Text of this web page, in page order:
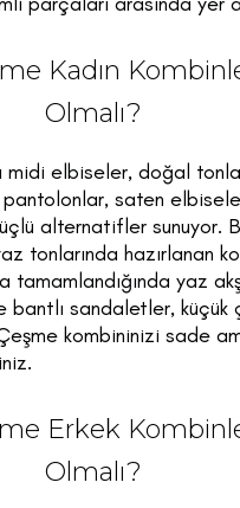
Kadın
Olmalı?
midi elbiseler, doğal
pantolonlar, saten
alternatifler sunuyor.
tonlarında hazırlanan
tamamlandığında yaz
bantlı sandaletler,
kombininizi sade
Erkek
Olmalı?